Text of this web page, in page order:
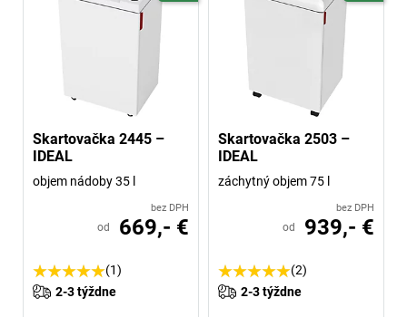
Skartovačka 2445 –
IDEAL
objem nádoby 35 l
bez DPH
od 669,- €
(1)
2-3 týždne
Skartovačka 2503 –
IDEAL
záchytný objem 75 l
bez DPH
od 939,- €
(2)
2-3 týždne